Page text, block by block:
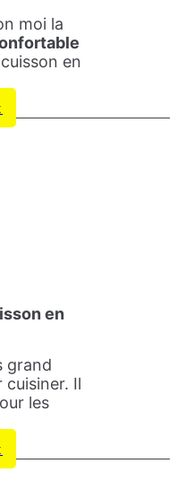
moi la
en
en
grand
cuisiner. Il
les